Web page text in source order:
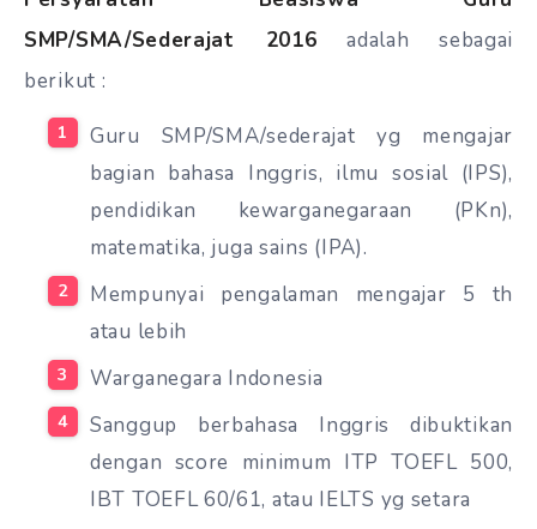
SMP/SMA/Sederajat 2016 adalah sebagai
berikut :
Guru SMP/SMA/sederajatyg mengajar
bagian bahasa Inggris, ilmu sosial (IPS),
pendidikan kewarganegaraan (PKn),
matematika, juga sains (IPA).
Mempunyai pengalaman mengajar 5 th
atau lebih
Warganegara Indonesia
Sanggup berbahasa Inggris dibuktikan
dengan score minimum ITP TOEFL 500,
IBT TOEFL 60/61, atau IELTS yg setara